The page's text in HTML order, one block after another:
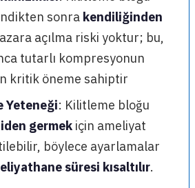
sonra kendiliğinden
açılma riski yoktur; bu,
tutarlı kompresyonun
kritik öneme sahiptir
Yeteneği: Kilitleme bloğu
germek için ameliyat
böylece ayarlamalar
süresi kısaltılır.